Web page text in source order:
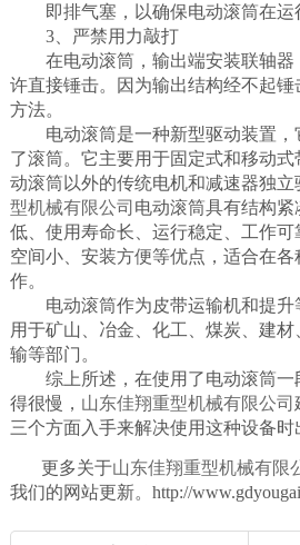
即排气塞，以确保电动滚筒在运
3、严禁用力敲打
在电动滚筒，输出端安装联轴器
许直接锤击。因为输出结构经不起
方法。
电动滚筒是一种新型驱动装置，
了滚筒。它主要用于固定式和移动
动滚筒以外的传统电机和减速器独立
型机械有限公司 电动滚筒具有结构
低、使用寿命长、运行稳定、工作可
空间小、安装方便等优点，适合在
作。
电动滚筒作为皮带运输机和提升
用于矿山、冶金、化工、煤炭、建
输等部门。
综上所述，在使用了电动滚筒一
得很慢， 山东佳翔重型机械有限公司
三个方面入手来解决使用这种设备时
更多关于山东佳翔重型机械有限
我们的网站更新。http://